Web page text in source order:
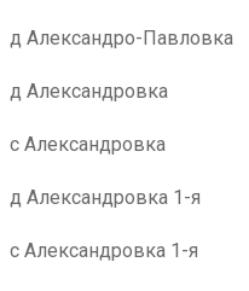
д Александро-Павловка
д Александровка
с Александровка
д Александровка 1-я
с Александровка 1-я